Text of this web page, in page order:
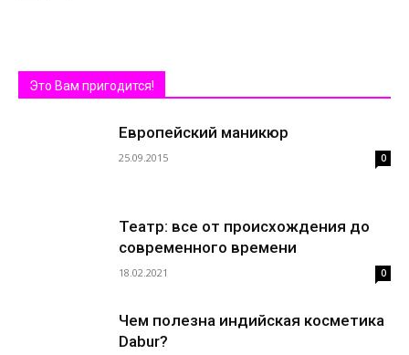
Это Вам пригодится!
Европейский маникюр
25.09.2015 0
Театр: все от происхождения до
современного времени
18.02.2021 0
Чем полезна индийская косметика
Dabur?